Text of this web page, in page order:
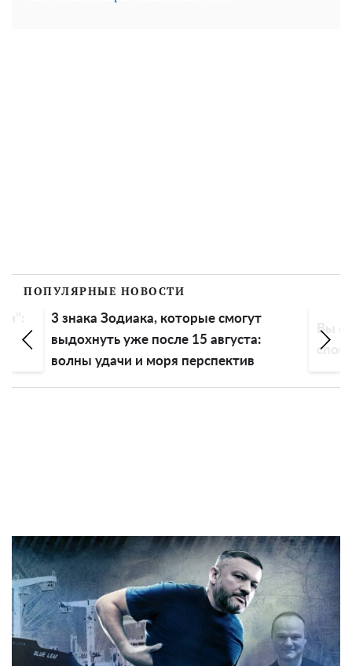
ПОПУЛЯРНЫЕ НОВОСТИ
которые смогут
после 15 августа:
и моря перспектив
Вы справитесь и без
способов нагреть воду